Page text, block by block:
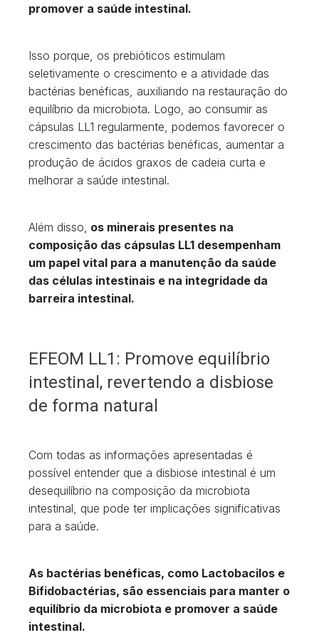
promover a saúde intestinal.
Isso porque, os prebióticos estimulam
seletivamente o crescimento e a atividade das
bactérias benéficas, auxiliando na restauração do
equilíbrio da microbiota. Logo, ao consumir as
cápsulas LL1 regularmente, podemos favorecer o
crescimento das bactérias benéficas, aumentar a
produção de ácidos graxos de cadeia curta e
melhorar a saúde intestinal.
Além disso, os minerais presentes na
composição das cápsulas LL1 desempenham
um papel vital para a manutenção da saúde
das células intestinais e na integridade da
barreira intestinal.
EFEOM LL1: Promove equilíbrio
intestinal, revertendo a disbiose
de forma natural
Com todas as informações apresentadas é
possível entender que a disbiose intestinal é um
desequilíbrio na composição da microbiota
intestinal, que pode ter implicações significativas
para a saúde.
As bactérias benéficas, como Lactobacilos e
Bifidobactérias, são essenciais para manter o
equilíbrio da microbiota e promover a saúde
intestinal.